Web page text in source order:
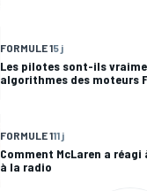
FORMULE 15 j
Les pilotes sont-ils
algorithmes des moteurs
FORMULE 111 j
Comment McLaren a
à la radio